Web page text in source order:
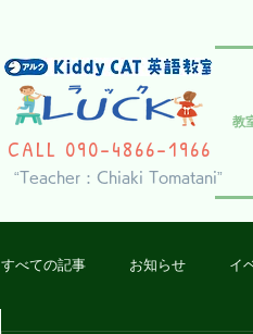
CALL 090-4866-1966
教
“Teacher : Chiaki Tomatani”
すべての記事 お知らせ イ